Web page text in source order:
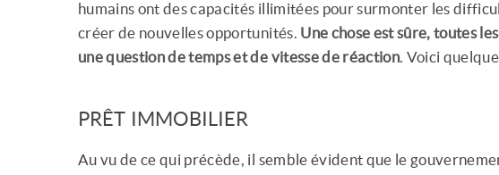
humains ont des capacités illimitées pour surmonter les
créer de nouvelles opportunités. Une chose est sûre, toutes
une question de temps et de vitesse de réaction. Voici
PRÊT IMMOBILIER
Au vu de ce qui précède, il semble évident que le